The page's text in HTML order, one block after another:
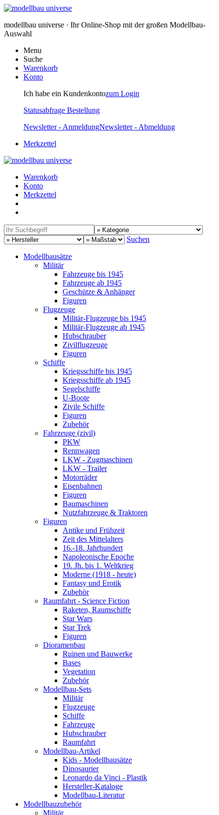
modellbau universe · Ihr Online-Shop mit der großen Modellbau-
Auswahl
Menu
Suche
Warenkorb
Konto
Ich habe ein Kundenkontozum Login
Statusabfrage Bestellung
Newsletter - AnmeldungNewsletter - Abmeldung
Merkzettel
Warenkorb
Konto
Merkzettel
Suchen
Modellbausätze
Militär
Fahrzeuge bis 1945
Fahrzeuge ab 1945
Geschütze & Anhänger
Figuren
Flugzeuge
Militär-Flugzeuge bis 1945
Militär-Flugzeuge ab 1945
Hubschrauber
Zivilflugzeuge
Figuren
Schiffe
Kriegsschiffe bis 1945
Kriegsschiffe ab 1945
Segelschiffe
U-Boote
Zivile Schiffe
Figuren
Zubehör
Fahrzeuge (zivil)
PKW
Rennwagen
LKW - Zugmaschinen
LKW - Trailer
Motorräder
Eisenbahnen
Figuren
Baumaschinen
Nutzfahrzeuge & Traktoren
Figuren
Antike und Frühzeit
Zeit des Mittelalters
16.-18. Jahrhundert
Napoleonische Epoche
19. Jh. bis 1. Weltkrieg
Moderne (1918 - heute)
Fantasy und Erotik
Zubehör
Raumfahrt - Science Fiction
Raketen, Raumschiffe
Star Wars
Star Trek
Figuren
Dioramenbau
Ruinen und Bauwerke
Bases
Vegetation
Zubehör
Modellbau-Sets
Militär
Flugzeuge
Schiffe
Fahrzeuge
Hubschrauber
Raumfahrt
Modellbau-Artikel
Kids - Modellbausätze
Dinosaurier
Leonardo da Vinci - Plastik
Hersteller-Kataloge
Modellbau-Literatur
Modellbauzubehör
Militär